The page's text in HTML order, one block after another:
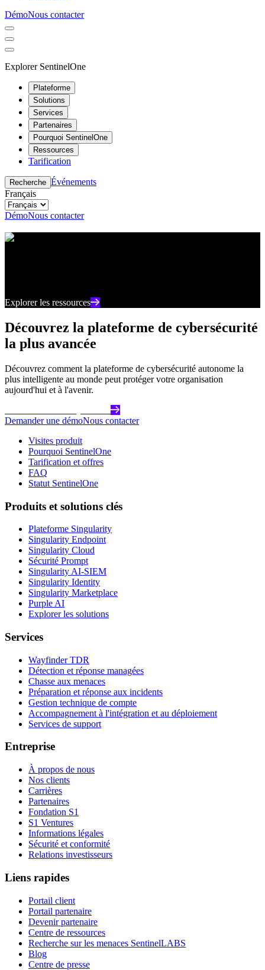
DémoNous contacter
Explorer SentinelOne
Plateforme
Solutions
Services
Partenaires
Pourquoi SentinelOne
Ressources
Tarification
Recherche Événements
Français
DémoNous contacter
Centre de ressources
Explorer les ressources
Découvrez la plateforme de cybersécurité
la plus avancée
Découvrez comment la plateforme de cybersécurité autonome la
plus intelligente au monde peut protéger votre organisation
aujourd'hui et à l'avenir.
Demander une démoNous contacter
Visites produit
Pourquoi SentinelOne
Tarification et offres
FAQ
Statut SentinelOne
Produits et solutions clés
Plateforme Singularity
Singularity Endpoint
Singularity Cloud
Sécurité Prompt
Singularity AI-SIEM
Singularity Identity
Singularity Marketplace
Purple AI
Explorer les solutions
Services
Wayfinder TDR
Détection et réponse managées
Chasse aux menaces
Préparation et réponse aux incidents
Gestion technique de compte
Accompagnement à l'intégration et au déploiement
Services de support
Entreprise
À propos de nous
Nos clients
Carrières
Partenaires
Fondation S1
S1 Ventures
Informations légales
Sécurité et conformité
Relations investisseurs
Liens rapides
Portail client
Portail partenaire
Devenir partenaire
Centre de ressources
Recherche sur les menaces SentinelLABS
Blog
Centre de presse